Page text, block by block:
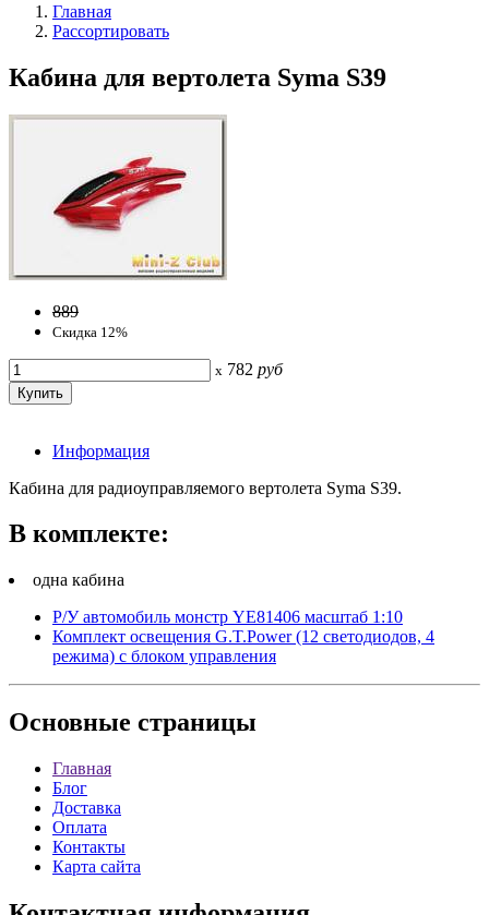
Главная
Рассортировать
Кабина для вертолета Syma S39
889
Скидка 12%
x 782 руб
Информация
Кабина для радиоуправляемого вертолета Syma S39.
В комплекте:
одна кабина
Р/У автомобиль монстр YE81406 масштаб 1:10
Комплект освещения G.T.Power (12 светодиодов, 4
режима) с блоком управления
Основные страницы
Главная
Блог
Доставка
Оплата
Контакты
Карта сайта